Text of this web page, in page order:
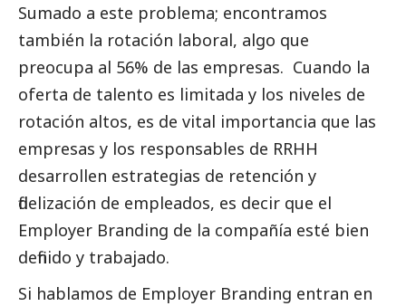
Sumado a este problema; encontramos
también la rotación laboral, algo que
preocupa al 56% de las empresas. Cuando la
oferta de talento es limitada y los niveles de
rotación altos, es de vital importancia que las
empresas y los responsables de RRHH
desarrollen estrategias de retención y
fidelización de empleados, es decir que el
Employer Branding de la compañía esté bien
definido y trabajado.
Si hablamos de Employer Branding entran en